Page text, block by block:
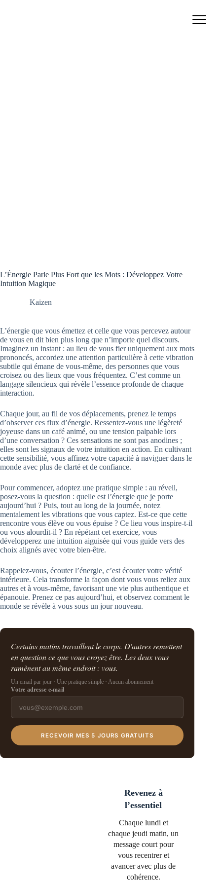
L’Énergie Parle Plus Fort que les Mots : Développez Votre
Intuition Magique
Kaizen
L’énergie que vous émettez et celle que vous percevez autour
de vous en dit bien plus long que n’importe quel discours.
Imaginez un instant : au lieu de vous fier uniquement aux mots
prononcés, accordez une attention particulière à cette vibration
subtile qui émane de vous-même, des personnes que vous
croisez ou des lieux que vous fréquentez. C’est comme un
langage silencieux qui révèle l’essence profonde de chaque
interaction.
Chaque jour, au fil de vos déplacements, prenez le temps
d’observer ces flux d’énergie. Ressentez-vous une légèreté
joyeuse dans un café animé, ou une tension palpable lors
d’une conversation ? Ces sensations ne sont pas anodines ;
elles sont les signaux de votre intuition en action. En cultivant
cette sensibilité, vous affinez votre capacité à naviguer dans le
monde avec plus de clarté et de confiance.
Pour commencer, adoptez une pratique simple : au réveil,
posez-vous la question : quelle est l’énergie que je porte
aujourd’hui ? Puis, tout au long de la journée, notez
mentalement les vibrations que vous captez. Est-ce que cette
rencontre vous élève ou vous épuise ? Ce lieu vous inspire-t-il
ou vous alourdit-il ? En répétant cet exercice, vous
développerez une intuition aiguisée qui vous guide vers des
choix alignés avec votre bien-être.
Rappelez-vous, écouter l’énergie, c’est écouter votre vérité
intérieure. Cela transforme la façon dont vous vous reliez aux
autres et à vous-même, favorisant une vie plus authentique et
épanouie. Prenez ce pas aujourd’hui, et observez comment le
monde se révèle à vous sous un jour nouveau.
Certains matins travaillent le corps. D'autres remettent
en question ce que vous croyez être. Les deux vous
ramènent au même endroit : vous.
Un email par jour · Une pratique simple · Aucun abonnement
Votre adresse e-mail
RECEVOIR MES 5 JOURS GRATUITS
Revenez à
l’essentiel
Chaque lundi et
chaque jeudi matin, un
message court pour
vous recentrer et
avancer avec plus de
cohérence.